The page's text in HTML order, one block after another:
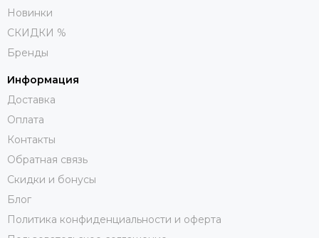
Новинки
СКИДКИ %
Бренды
Информация
Доставка
Оплата
Контакты
Обратная связь
Скидки и бонусы
Блог
Политика конфиденциальности и оферта